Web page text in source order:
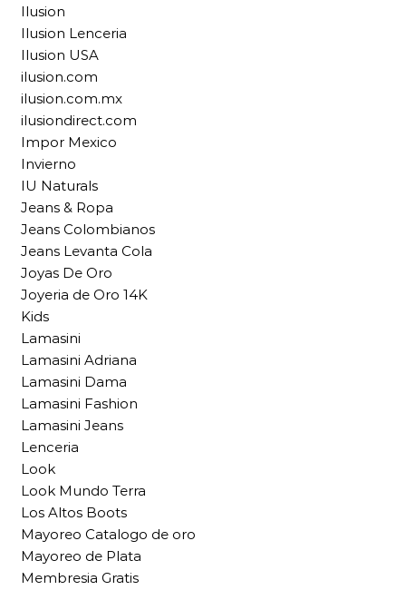
Ilusion
Ilusion Lenceria
Ilusion USA
ilusion.com
ilusion.com.mx
ilusiondirect.com
Impor Mexico
Invierno
IU Naturals
Jeans & Ropa
Jeans Colombianos
Jeans Levanta Cola
Joyas De Oro
Joyeria de Oro 14K
Kids
Lamasini
Lamasini Adriana
Lamasini Dama
Lamasini Fashion
Lamasini Jeans
Lenceria
Look
Look Mundo Terra
Los Altos Boots
Mayoreo Catalogo de oro
Mayoreo de Plata
Membresia Gratis